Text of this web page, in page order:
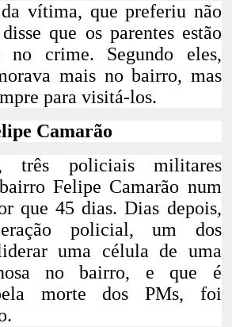
vítima, que preferiu não
que os parentes estão
no crime. Segundo eles,
mais no bairro, mas
para visitá-los.
Camarão
três policiais militares
Felipe Camarão num
que 45 dias. Dias depois,
policial, um dos
uma célula de uma
no bairro, e que é
morte dos PMs, foi
.